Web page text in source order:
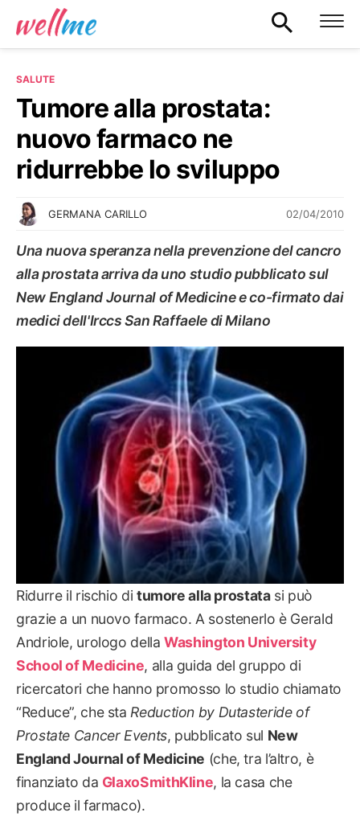
SALUTE
Tumore alla prostata:
nuovo farmaco ne
ridurrebbe lo sviluppo
GERMANA CARILLO 02/04/2010
Una nuova speranza nella prevenzione del cancro
alla prostata arriva da uno studio pubblicato sul
New England Journal of Medicine e co-firmato dai
medici dell'Irccs San Raffaele di Milano
Ridurre il rischio di tumore alla prostatasi può
grazie a un nuovo farmaco. A sostenerlo è Gerald
Andriole, urologo dellaWashington University
School of Medicine, alla guida del gruppo di
ricercatori che hanno promosso lo studio chiamato
“Reduce”, che sta Reduction by Dutasteride of
Prostate Cancer Events, pubblicato sul New
England Journal of Medicine (che, tra l’altro, è
finanziato da GlaxoSmithKline, la casa che
produce il farmaco).